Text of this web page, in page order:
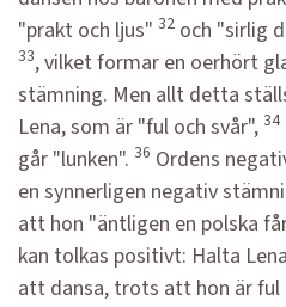
"prakt och ljus" 32 och "sirlig
33, vilket formar en oerhört
stämning. Men allt detta
Lena, som är "ful och svår", 34
går "lunken". 36 Ordens
en synnerligen negativ
att hon "äntligen en polska
kan tolkas positivt: Halta
att dansa, trots att hon är ful